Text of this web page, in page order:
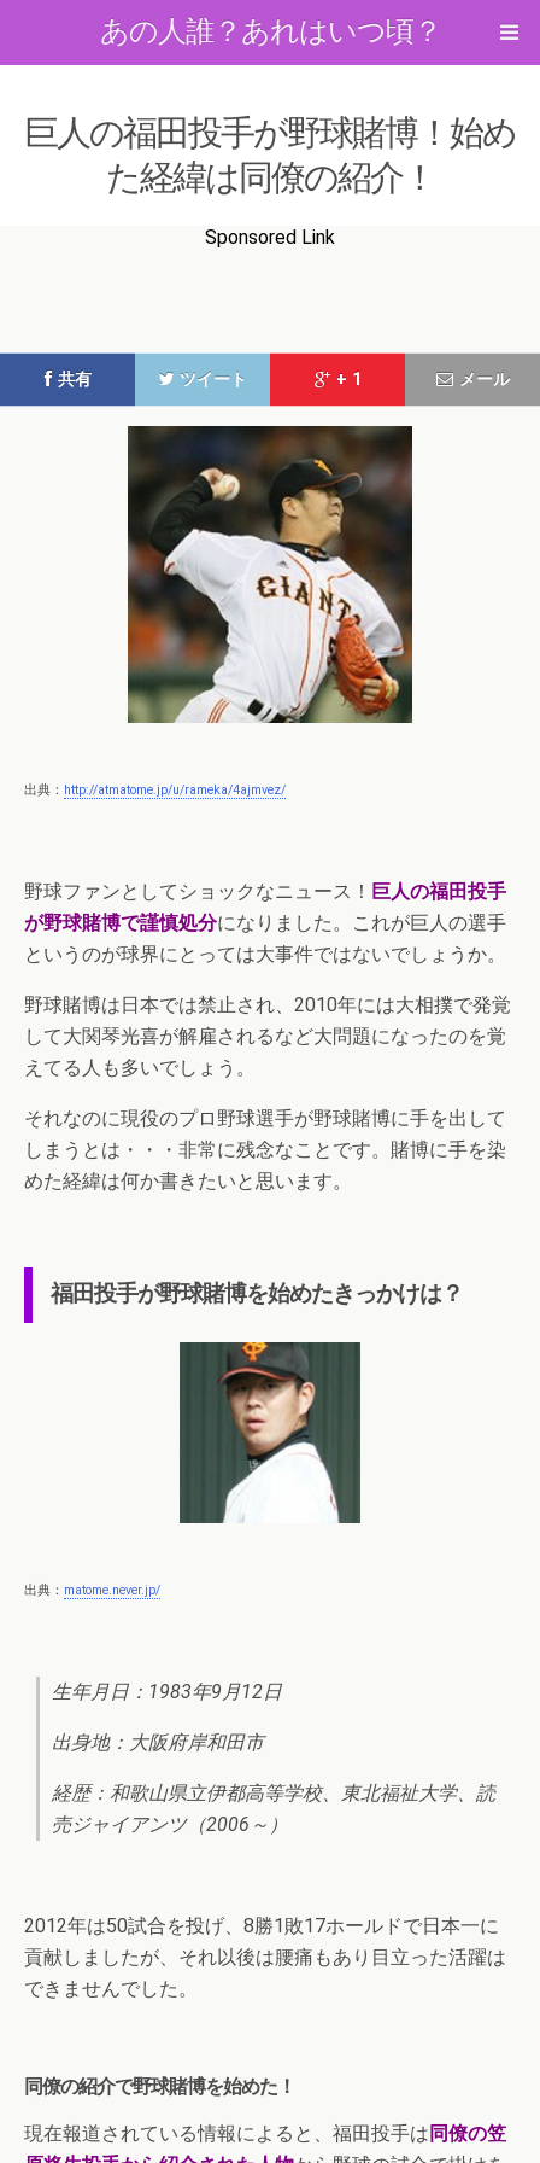
あの人誰？あれはいつ頃？
巨人の福田投手が野球賭博！始め
た経緯は同僚の紹介！
Sponsored Link
共有 ツイート + 1 メール
出典： http://atmatome.jp/u/rameka/4ajmvez/
野球ファンとしてショックなニュース！ 巨人の福田投手
が野球賭博で謹慎処分になりました。これが巨人の選手
というのが球界にとっては大事件ではないでしょうか。
野球賭博は日本では禁止され、2010年には大相撲で発覚
して大関琴光喜が解雇されるなど大問題になったのを覚
えてる人も多いでしょう。
それなのに現役のプロ野球選手が野球賭博に手を出して
しまうとは・・・非常に残念なことです。賭博に手を染
めた経緯は何か書きたいと思います。
福田投手が野球賭博を始めたきっかけは？
出典： matome.never.jp/
生年月日：1983年9月12日
出身地：大阪府岸和田市
経歴：和歌山県立伊都高等学校、東北福祉大学、読
売ジャイアンツ（2006～）
2012年は50試合を投げ、8勝1敗17ホールドで日本一に
貢献しましたが、それ以後は腰痛もあり目立った活躍は
できませんでした。
同僚の紹介で野球賭博を始めた！
現在報道されている情報によると、福田投手は 同僚の笠